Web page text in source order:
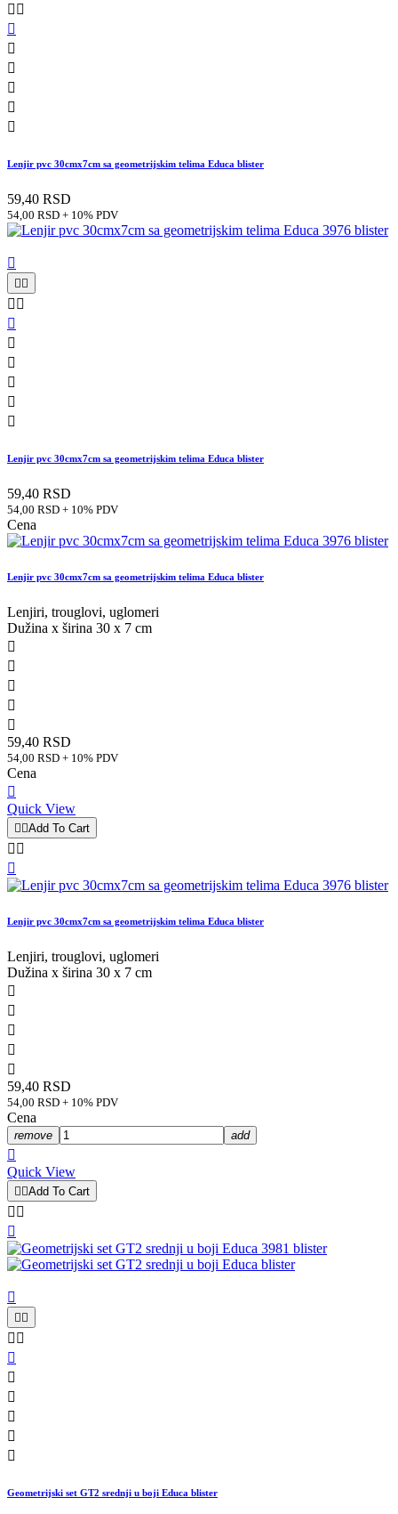
 






Lenjir pvc 30cmx7cm sa geometrijskim telima Educa blister
59,40 RSD
54,00 RSD + 10% PDV

 
 






Lenjir pvc 30cmx7cm sa geometrijskim telima Educa blister
59,40 RSD
54,00 RSD + 10% PDV
Cena
Lenjir pvc 30cmx7cm sa geometrijskim telima Educa blister
Lenjiri, trouglovi, uglomeri
Dužina x širina 30 x 7 cm





59,40 RSD
54,00 RSD + 10% PDV
Cena

Quick View
 Add To Cart
 

Lenjir pvc 30cmx7cm sa geometrijskim telima Educa blister
Lenjiri, trouglovi, uglomeri
Dužina x širina 30 x 7 cm





59,40 RSD
54,00 RSD + 10% PDV
Cena
remove add

Quick View
 Add To Cart
 


 
 






Geometrijski set GT2 srednji u boji Educa blister